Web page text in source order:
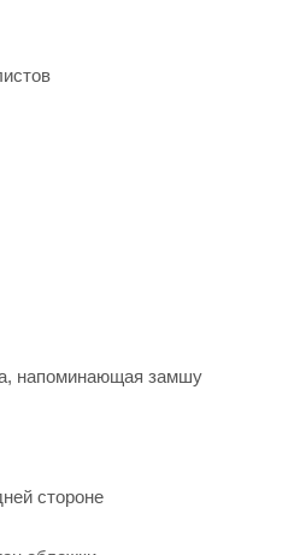
напоминающая замшу
стороне